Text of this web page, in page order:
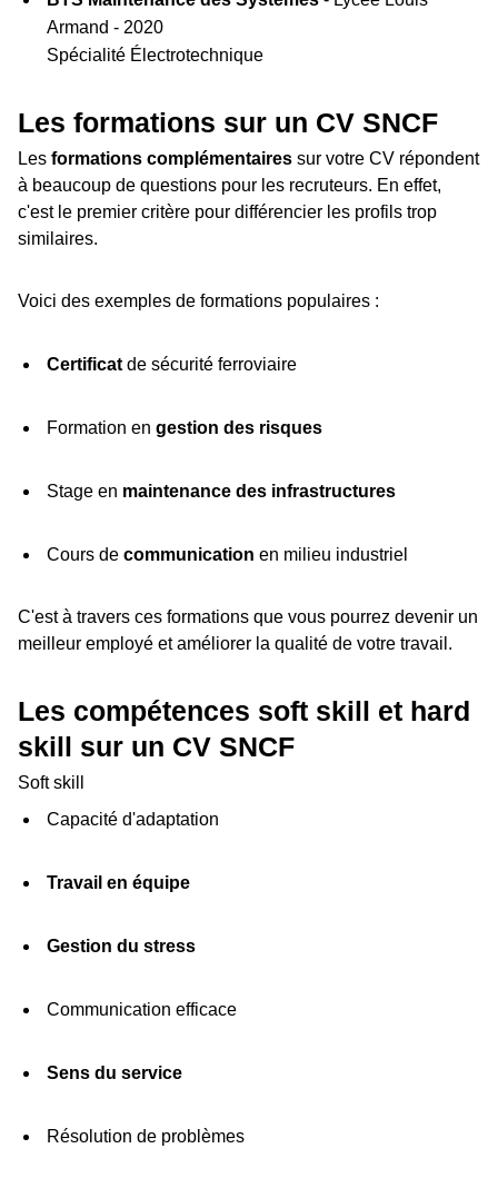
Armand - 2020
Spécialité Électrotechnique
Les formations sur un CV SNCF
Les formations complémentaires sur votre CV répondent
à beaucoup de questions pour les recruteurs. En effet,
c'est le premier critère pour différencier les profils trop
similaires.
Voici des exemples de formations populaires :
Certificatde sécurité ferroviaire
Formation en gestion des risques
Stage en maintenance des infrastructures
Cours de communication en milieu industriel
C'est à travers ces formations que vous pourrez devenir un
meilleur employé et améliorer la qualité de votre travail.
Les compétences soft skill et hard
skill sur un CV SNCF
Soft skill
Capacité d'adaptation
Travail en équipe
Gestion du stress
Communication efficace
Sens du service
Résolution de problèmes